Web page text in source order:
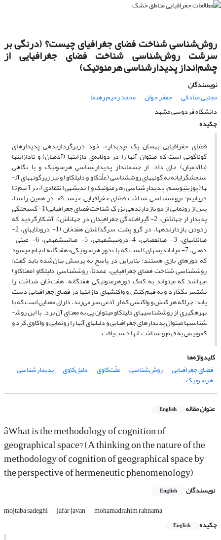
روش‌شناسی شناخت فضای جغرافیای چیست؟ (درنگی بر
سرشت روش‌شناسی شناخت فضای جغرافیایی از
چشم‌انداز پدیدارشناسی هرمنوتیک)
نویسندگان
مجتبی صادقی
جعفر جوان
محمد رحیم رهنما
دانشگاه فردوسی مشهد
چکیده
فضای جغرافیایی به­سان یک «پدیدار»، خود دربرگردارنده­ی پدیدارهای
گوناگونی است که می­توان آن­ها را در دولایه‌ی دازاین­ها (آدمیان) و نادازاین­ها
(ناآدمیان) جای داد. از چشم­انداز پدیدارشناسی هرمنوتیک و با نگاهی
سنجش­گرایانه به گونه­های روش­­شناسی (علّت­کاو و دلیل­کاو) و نیز زیرگونه­های آن­
ها­ (پوزیتیویسم، پدیدارشناسی، هرمنوتیک و اندیشه­ی انتقادی)، بر آنیم تا
دریابیم: «روش­شناسی شناخت فضای جغرافیایی چیست؟». در همین راستا،
پس از رونمایی از دو بازدارنده­ی بزرگِ شناخت فضای جغرافیایی­(1- گسیختگی
پدیدار از جهان­اَش، 2- گیرافتادگی جغرافی­دان در جهان­اَش)، آشکارگردید که
زدودن بازدارنده­ها، در گروِ پشت سرگذاشتن هفت­خان (1- درون­لایه­ای، 2-
میان­لایه­ای، 3- میان­فضایی، 4-درون­پیش­فهمی، 5- میان­پیش­فهمی، 6- عینی –
ذهنی، 7- میان­اندیشه­ای) است که با «دور هرمنوتیکی» هفت­گانه انجام می­شود
که دورهای بازی هستند؛ بنابراین در پاسخ به پرسش بیان‌شده باید گفت:
روش­شناسی شناخت فضای جغرافیایی، عمدتاً، روش­شناسی دلیل­کاو (معناکاو)
می­باشد که می­تواند به کمک دورهرمنوتیکی هفت­گانه، هفت‌خان شناخت را
پشت­سر بگذارد و به فهمِ کنش و واکنش­های دازاین­ها در فضای جغرافیایی دست
یابد؛ چراکه هر کنش و واکنشی که از آدمی سر می‌زند، دارای معنایی است که با
بهره­گیری از روش­شناسی­های دلیل­کاو می­توان پی به معنای آن برد. با این روش­
شناسی­ها می­توان پدیدارهای جغرافیایی و دلیل­های­ آن­ها را رونمایی و واکاوی کرد و
کم­وبیش به فهم و شناخت آن­ها دست‌یافت.
کلیدواژه‌ها
فضای جغرافیایی
روش‌شناسی علّت‌کاوی دلیل‌کاوی پدیدارشناسی
هرمنوتیک
عنوان مقاله English
âWhat is the methodology of cognition of
geographical space? (A thinking on the nature of the
methodology of cognition of geographical space by
the perspective of hermeneutic phenomenology)
نویسندگان English
mojtaba sadeghi jafar javan
mohamadrahim rahnama
چکیده
English